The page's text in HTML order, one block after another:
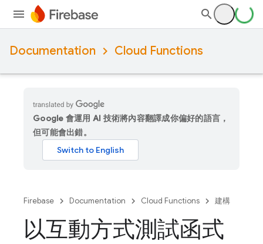
Documentation Cloud Functions
Google 會運用 AI 技術將內容翻譯成你偏好的語言，
但可能會出錯。
Firebase Documentation Cloud Functions 建構
以互動方式測試函式